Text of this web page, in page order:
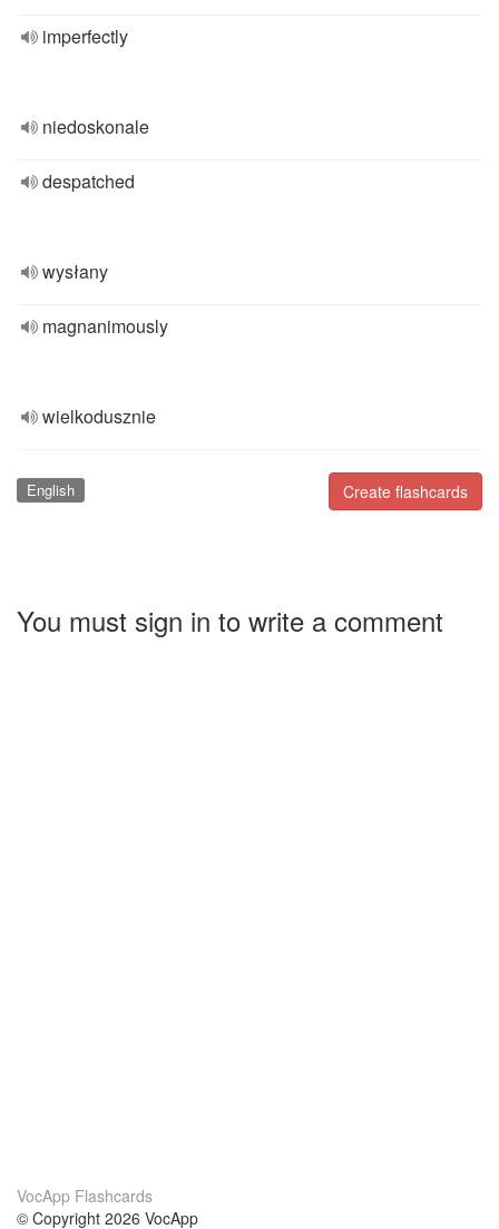
imperfectly
niedoskonale
despatched
wysłany
magnanimously
wielkodusznie
Create flashcards
English
You must sign in to write a comment
VocApp Flashcards
© Copyright 2026 VocApp